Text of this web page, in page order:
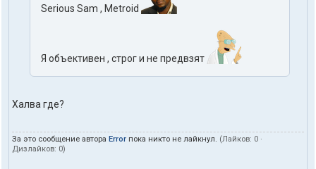
Serious Sam , Metroid
Я объективен , строг и не предвзят
Халва где?
За это сообщение автора Error пока никто не лайкнул. (Лайков: 0 ·
Дизлайков: 0)